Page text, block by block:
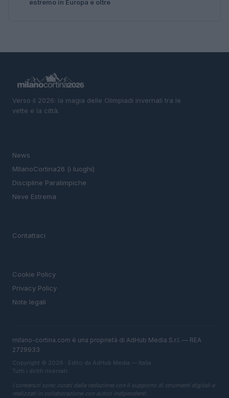
estremo in Europa e oltre
Verso il 2026: la magia delle Olimpiadi invernali tra le
vette e la città.
News
MIlanoCortina26 (i luoghi)
Discipline Paralimpiche
Neve Estrema
Contattaci
Cookie Policy
Privacy Policy
Note legali
milano-cortina.com è una proprietà di AdHub Media S.r.l. — REA
2729933
Copyright © 2026 · Edito da AdHub Media — Italia
Tutti i diritti riservati
I contenuti sono curati dalla redazione con il supporto di strumenti digitali e
realizzati in collaborazione con autori indipendenti.